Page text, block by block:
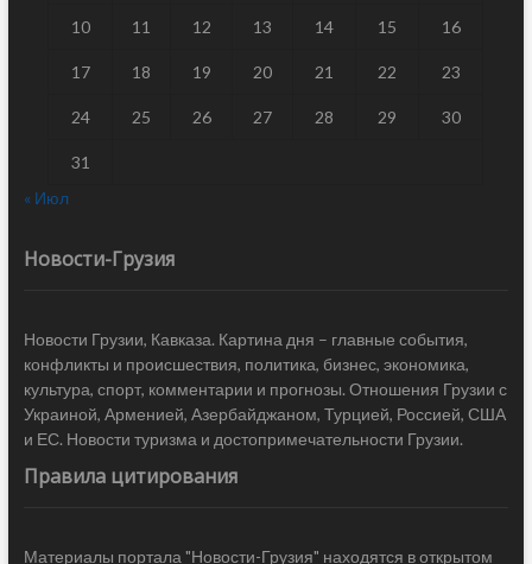
10 11 12 13 14 15 16
17 18 19 20 21 22 23
24 25 26 27 28 29 30
31
« Июл
Новости-Грузия
Новости Грузии, Кавказа. Картина дня – главные события,
конфликты и происшествия, политика, бизнес, экономика,
культура, спорт, комментарии и прогнозы. Отношения Грузии с
Украиной, Арменией, Азербайджаном, Турцией, Россией, США
и ЕС. Новости туризма и достопримечательности Грузии.
Правила цитирования
Материалы портала "Новости-Грузия" находятся в открытом